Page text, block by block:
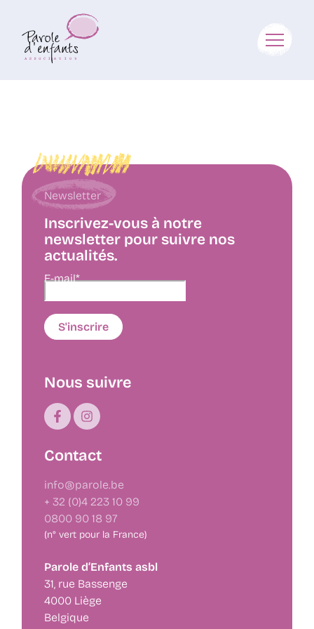
Newsletter
Inscrivez-vous à notre
newsletter pour suivre nos
actualités.
E-mail*
Nous suivre
Contact
info@parole.be
+ 32 (0)4 223 10 99
0800 90 18 97
(n° vert pour la France)
Parole d’Enfants asbl
31, rue Bassenge
4000 Liège
Belgique